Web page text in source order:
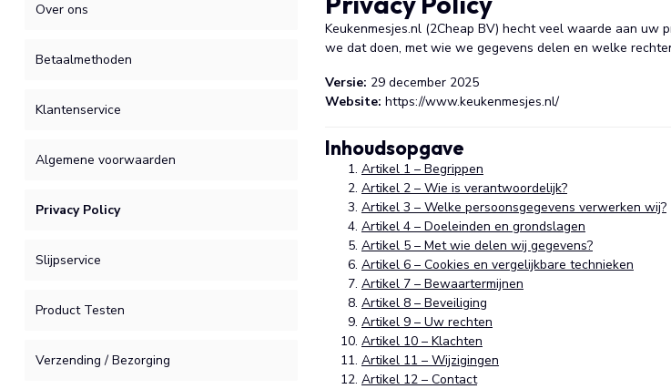
Over ons
Betaalmethoden
Klantenservice
Algemene voorwaarden
Privacy Policy
Slijpservice
Product Testen
Verzending / Bezorging
Keukenmesjes.nl (2Cheap BV) hecht veel waarde aan
we dat doen, met wie we gegevens delen en welke
Versie: 29 december 2025
Website: https://www.keukenmesjes.nl/
Inhoudsopgave
Artikel 1 – Begrippen
Artikel 2 – Wie is verantwoordelijk?
Artikel 3 – Welke persoonsgegevens verwerken wij?
Artikel 4 – Doeleinden en grondslagen
Artikel 5 – Met wie delen wij gegevens?
Artikel 6 – Cookies en vergelijkbare technieken
Artikel 7 – Bewaartermijnen
Artikel 8 – Beveiliging
Artikel 9 – Uw rechten
Artikel 10 – Klachten
Artikel 11 – Wijzigingen
Artikel 12 – Contact